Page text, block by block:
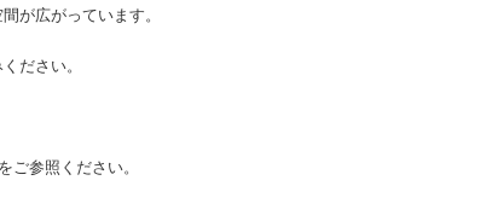
が広がっています。
ださい。
参照ください。